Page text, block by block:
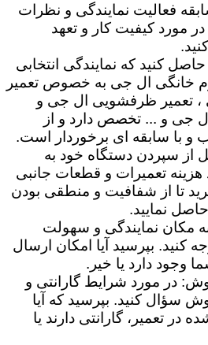
فعالیت نمایندگی و نظرات
مورد کیفیت کار و تعهد
کنید که نمایندگی انتخابی
خانگی ال جی به خصوص تعمیر
تعمیر ظرفشویی ال جی و
جی و ... تخصص دارد و از
با سابقه ای برخوردار است.
از سپردن دستگاه خود به
هزینه تعمیرات و قطعات جانبی
تا از شفافیت و منطقی بودن
نمایید.
مکان نمایندگی و سهولت
کنید. بپرسید آیا امکان ارسال
وجود دارد یا خیر.
در مورد شرایط گارانتی و
سؤال کنید. بپرسید که آیا
در تعمیر، گارانتی دارند یا